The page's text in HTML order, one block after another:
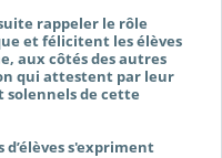
rappeler le rôle
et félicitent les élèves
aux côtés des autres
qui attestent par leur
solennels de cette
s'expriment